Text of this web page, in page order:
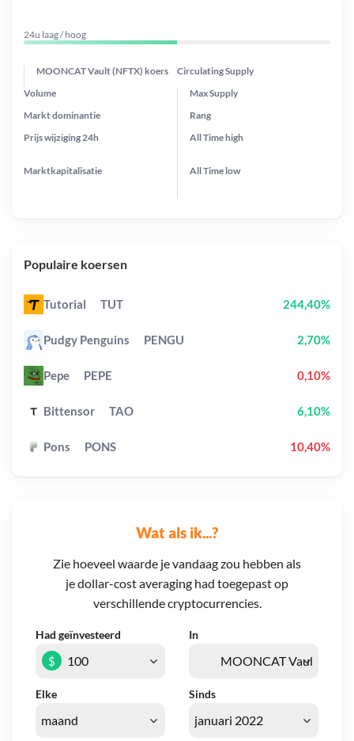
Wat als ik...?
Zie hoeveel waarde je vandaag zou hebben als
je dollar-cost averaging had toegepast op
verschillende cryptocurrencies.
Had geïnvesteerd In
Elke Sinds
$
24u laag / hoog
MOONCAT Vault (NFTX) koers Circulating Supply
Prijs wijziging 24h
Max Supply
Markt dominantie
Marktkapitalisatie
Volume
Rang
All Timehigh
All Time low
Populaire koersen
Tutorial TUT 244,40%
Pudgy Penguins PENGU 2,70%
Pepe PEPE 0,10%
Bittensor TAO 6,10%
Pons PONS 10,40%